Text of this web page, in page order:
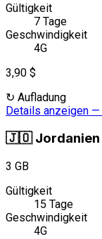
Gültigkeit
7 Tage
Geschwindigkeit
4G
3,90 $
↻ Aufladung
Details anzeigen —
🇯🇴 Jordanien
3 GB
Gültigkeit
15 Tage
Geschwindigkeit
4G